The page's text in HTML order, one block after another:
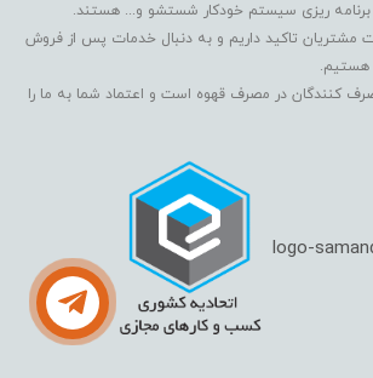
برنامه ریزی سیستم خودکار شستشو و... هستند.
مشتریان تاکید داریم و به دنبال خدمات پس از فروش
هستیم.
کنندگان در مصرف قهوه است و اعتماد شما به ما را